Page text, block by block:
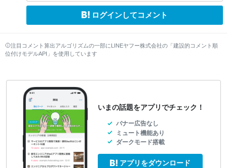
ログインしてコメント
注目コメント算出アルゴリズムの一部にLINEヤフー株式会社の「建設的コメント順
位付けモデルAPI」を使用しています
いまの話題をアプリでチェック！
バナー広告なし
ミュート機能あり
ダークモード搭載
アプリをダウンロード